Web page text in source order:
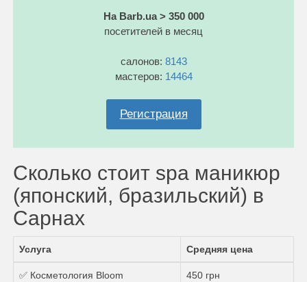
На Barb.ua > 350 000
посетителей в месяц
салонов: 8143
мастеров: 14464
Регистрация
Сколько стоит spa маникюр
(японский, бразильский) в
Сарнах
Услуга Средняя цена
✅ Косметология Bloom 450 грн